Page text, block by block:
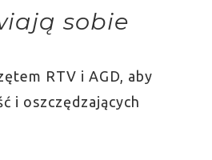
sobie
RTV i AGD, aby
i oszczędzających